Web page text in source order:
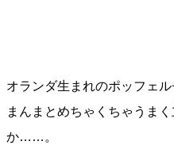
オランダ生まれのポッフェ
まんまとめちゃくちゃうま
か……。